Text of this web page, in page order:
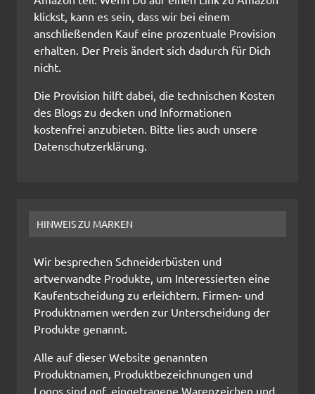
klickst, kann es sein, dass wir bei einem
anschließenden Kauf eine prozentuale Provision
erhalten. Der Preis ändert sich dadurch für Dich
nicht.
Die Provision hilft dabei, die technischen Kosten
des Blogs zu decken und Informationen
kostenfrei anzubieten. Bitte lies auch unsere
Datenschutzerklärung.
HINWEIS ZU MARKEN
Wir besprechen Schneiderbüsten und
artverwandte Produkte, um Interessierten eine
Kaufentscheidung zu erleichtern. Firmen- und
Produktnamen werden zur Unterscheidung der
Produkte genannt.
Alle auf dieser Website genannten
Produktnamen, Produktbezeichnungen und
Logos sind ggf. eingetragene Warenzeichen und